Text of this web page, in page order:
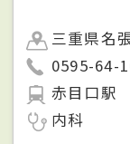
三重県名
0595-64-
赤目口駅
内科